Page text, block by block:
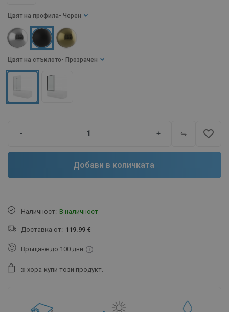
Цвят на стъклото - Прозрачен
Цвят на профила - Черен
- + favorite_border
Добави в количката
Наличност: В наличност
Доставка от: 119.99 €
Връщане до 100 дни
3 хора купи този продукт.